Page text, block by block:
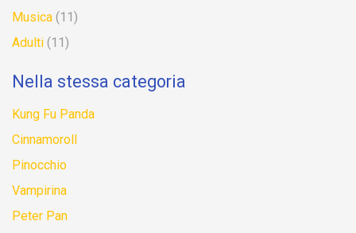
Musica (11)
Adulti (11)
Nella stessa categoria
Kung Fu Panda
Cinnamoroll
Pinocchio
Vampirina
Peter Pan